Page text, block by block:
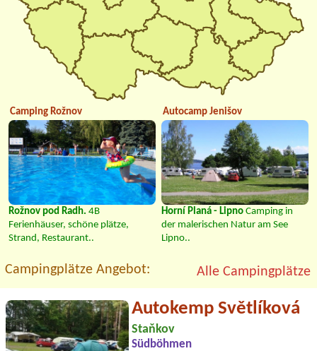
Camping Rožnov
Rožnov pod Radh. 4B
Ferienhäuser, schöne plätze,
Strand, Restaurant..
Autocamp Jenišov
Horní Planá - Lipno Camping in
der malerischen Natur am See
Lipno..
Campingplätze Angebot: Alle Campingplätze
Autokemp Světlíková
Staňkov
Südböhmen